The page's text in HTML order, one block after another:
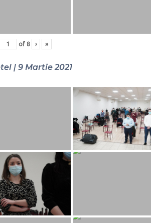
of 8 › »
| 9 Martie 2021